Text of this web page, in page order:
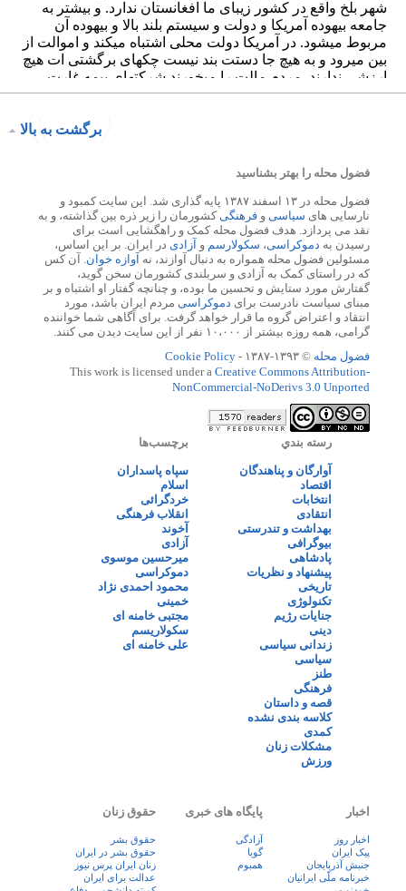
برگشت به بالا
فضول محله را بهتر بشناسید
فضول محله در ۱۳ اسفند ۱۳۸۷ پایه گذاری شد. این سایت کمبود و
نارسایی های سیاسی و فرهنگیکشورمان را زیر ذره بین گذاشته، و به
نقد می پردازد. هدف فضول محله کمک و راهگشایی است برای
رسیدن به دموکراسی، سکولارسم و آزادی در ایران. بر این اساس،
مسئولین فضول محله همواره به دنبال آوازند، نه آوازه خوان. آن کس
که در راستای کمک به آزادی و سربلندی کشورمان سخن گوید،
گفتارش مورد ستایش و تحسین ما بوده، و چنانچه گفتار او اشتباه و بر
مبنای سیاست نادرست برای دموکراسی مردم ایران باشد، مورد
انتقاد و اعتراض گروه ما قرار خواهد گرفت. برای آگاهی شما خواننده
گرامی، همه روزه بیشتر از ۱۰،۰۰۰ نفر از این سایت دیدن می کنند.
فضول محله © ۱۳۹۳-۱۳۸۷ -
Cookie Policy
This work is licensed under a Creative Commons Attribution-
NonCommercial-NoDerivs 3.0 Unported
رسته بندي
آوارگان و پناهندگان
اقتصاد
انتخابات
انتقادی
بهداشت و تندرستی
بیوگرافی
پادشاهی
پیشنهاد و نظریات
تاریخی
تکنولوژی
جنایات رژیم
دینی
زندانی سیاسی
سیاسی
طنز
فرهنگی
قصه و داستان
کلاسه بندی نشده
کمدی
مشکلات زنان
ورزش
برچسب‌ها
سپاه پاسداران
اسلام
خردگرائی
انقلاب فرهنگی
آخوند
آزادی
میرحسین موسوی
دموکراسی
محمود احمدی نژاد
خمینی
مجتبی خامنه ای
سکولاریسم
علی خامنه ای
اخبار
اخبار روز
پيک ايران
جنبش آذربایجان
خبرنامه ملّی ایرانیان
پایگاه های خبری
آزادگی
گویا
همبوم
حقوق زنان
حقوق بشر
حقوق بشر در ایران
زنان ايران پرس نيوز
عدالت برای ایران